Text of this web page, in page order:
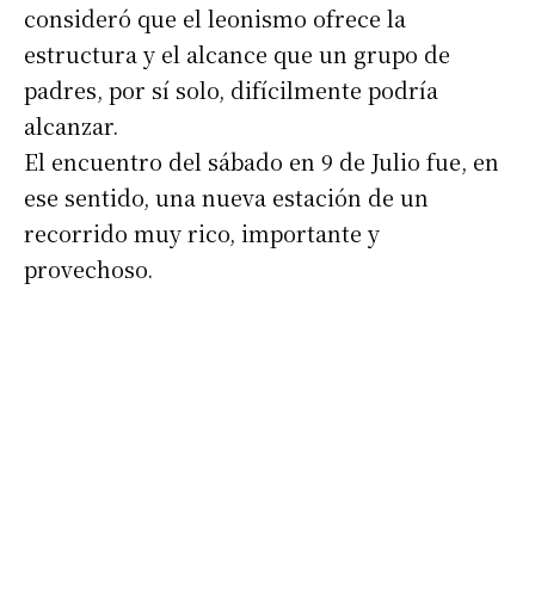
consideró que el leonismo ofrece la
estructura y el alcance que un grupo de
padres, por sí solo, difícilmente podría
alcanzar.
El encuentro del sábado en 9 de Julio fue, en
ese sentido, una nueva estación de un
recorrido muy rico, importante y
provechoso.